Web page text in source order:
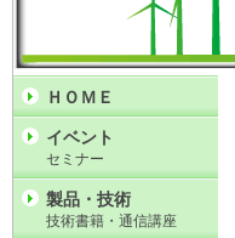
ＨＯＭＥ
イベント
セミナー
製品・技術
技術書籍・通信講座